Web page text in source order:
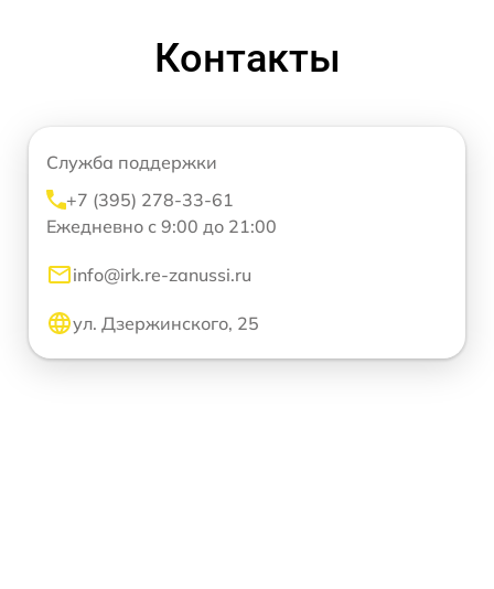
Контакты
Служба поддержки
+7 (395) 278-33-61
Ежедневно с 9:00 до 21:00
info@irk.re-zanussi.ru
ул. Дзержинского, 25